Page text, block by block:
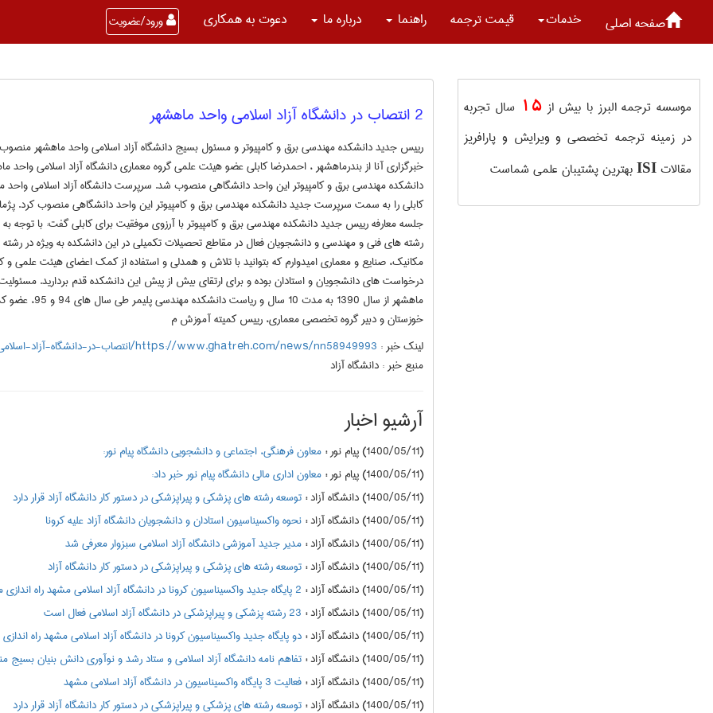
صفحه اصلی خدمات قیمت ترجمه راهنما درباره ما دعوت به همکاری ورود/عضویت
2 انتصاب در دانشگاه آزاد اسلامی واحد ماهشهر
رییس جدید دانشکده مهندسی برق و کامپیوتر و مسئول بسیج دانشگاه آزاد اسلامی واحد ماهشهر
خبرگزاری آنا از بندرماهشهر ، احمدرضا کابلی عضو هیئت علمی گروه معماری دانشگاه آزاد اسلامی
دانشکده مهندسی برق و کامپیوتر این واحد دانشگاهی منصوب شد. سرپرست دانشگاه آزاد اسلامی
کابلی را به سمت سرپرست جدید دانشکده مهندسی برق و کامپیوتر این واحد دانشگاهی منصوب کرد.
جلسه معارفه رییس جدید دانشکده مهندسی برق و کامپیوتر با آرزوی موفقیت برای کابلی گفت: با توجه به
رشته های فنی و مهندسی و دانشجویان فعال در مقاطع تحصیلات تکمیلی در این دانشکده به ویژه در رشته
مکانیک، صنایع و معماری امیدوارم که بتوانید با تلاش و همدلی و استفاده از کمک اعضای هیئت علمی و
درخواست های دانشجویان و استادان بوده و برای ارتقای بیش از پیش این دانشکده قدم بردارید.
ماهشهر از سال 1390 به
خوزستان و دبیر گروه تخصصی معماری، رییس کمیته آموزش م
لینک خبر : https://www.ghatreh.com/news/nn58949993/انتصاب-در-دانشگاه-آزاد-اسلامی-واحد-ماهشهر
منبع خبر :دانشگاه آزاد
آرشیو اخبار
(1400/05/11) پیام نور : معاون فرهنگی، اجتماعی و دانشجویی دانشگاه پیام نور:
(1400/05/11) پیام نور
: معاون اداری مالی دانشگاه پیام نور خبر داد:
(1400/05/11) دانشگاه آزاد
: توسعه رشته های پزشکی و پیراپزشکی در دستور کار دانشگاه آزاد قرار دارد
(1400/05/11) دانشگاه آزاد
: نحوه واکسیناسیون استادان و دانشجویان دانشگاه آزاد علیه کرونا
(1400/05/11) دانشگاه آزاد
: مدیر جدید آموزشی دانشگاه آزاد اسلامی سبزوار معرفی شد
(1400/05/11) دانشگاه آزاد
: توسعه رشته های پزشکی و پیراپزشکی در دستور کار دانشگاه آزاد
(1400/05/11) دانشگاه آزاد
: 2 پایگاه جدید واکسیناسیون کرونا در دانشگاه آزاد اسلامی مشهد راه اندازی می شود
(1400/05/11) دانشگاه آزاد
: 23 رشته پزشکی و پیراپزشکی در دانشگاه آزاد اسلامی فعال است
(1400/05/11) دانشگاه آزاد
: دو پایگاه جدید واکسیناسیون کرونا در دانشگاه آزاد اسلامی مشهد راه
(1400/05/11) دانشگاه آزاد
: تفاهم نامه دانشگاه آزاد اسلامی و ستاد رشد و نوآوری دانش بنیان بسیج
(1400/05/11) دانشگاه آزاد
: فعالیت 3 پایگاه واکسیناسیون در دانشگاه آزاد اسلامی مشهد
(1400/05/11) دانشگاه آزاد
: توسعه رشته های پزشکی و پیراپزشکی در دستور کار دانشگاه آزاد قرار دارد
موسسه ترجمه البرز با بیش از15 سال تجربه
در زمینه ترجمه تخصصی و ویرایش و پارافریز
مقالات ISI بهترین پشتیبان علمی شماست